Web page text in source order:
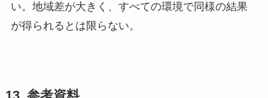
い。地域差が大きく、すべての環境で同様の結果
が得られるとは限らない。